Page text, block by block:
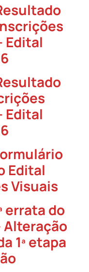
Edital
Edital
Edital
Visuais
errata do
Alteração
1ª etapa